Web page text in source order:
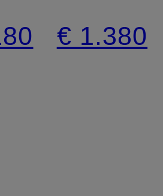
VI met
studs
€ 1.380